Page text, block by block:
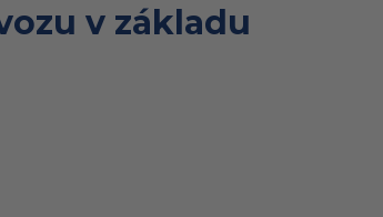
v základu